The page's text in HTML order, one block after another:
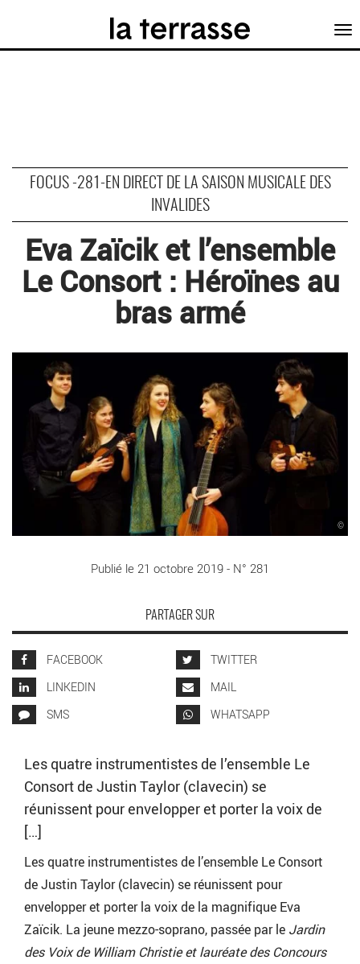
FOCUS -281-EN DIRECT DE LA SAISON MUSICALE DES
INVALIDES
Eva Zaïcik et l’ensemble
Le Consort : Héroïnes au
bras armé
©
Publié le 21 octobre 2019 - N° 281
PARTAGER SUR
FACEBOOK
TWITTER
LINKEDIN
MAIL
SMS
WHATSAPP
Les quatre instrumentistes de l’ensemble Le
Consort de Justin Taylor (clavecin) se
réunissent pour envelopper et porter la voix de
[…]
Les quatre instrumentistes de l’ensemble Le Consort
de Justin Taylor (clavecin) se réunissent pour
envelopper et porter la voix de la magnifique Eva
Zaïcik. La jeune mezzo-soprano, passée par le Jardin
des Voixde William Christie et lauréate des Concours